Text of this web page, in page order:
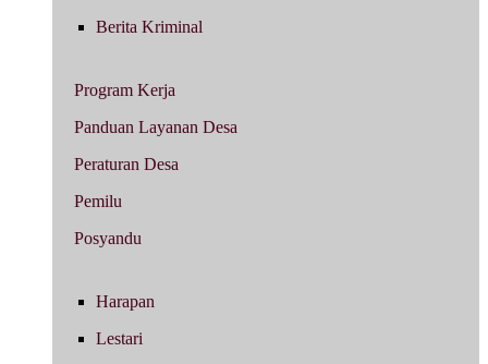
Berita Kriminal
Program Kerja
Panduan Layanan Desa
Peraturan Desa
Pemilu
Posyandu
Harapan
Lestari